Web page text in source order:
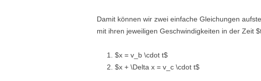
Damit können wir zwei einfache Gleichungen
mit ihren jeweiligen Geschwindigkeiten in der Zeit
$x = v_b \cdot t$
$x + \Delta x = v_c \cdot t$